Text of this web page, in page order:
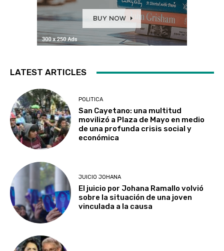
LATEST ARTICLES
POLITICA
San Cayetano: una multitud
movilizó a Plaza de Mayo en medio
de una profunda crisis social y
económica
JUICIO JOHANA
El juicio por Johana Ramallo volvió
sobre la situación de una joven
vinculada a la causa